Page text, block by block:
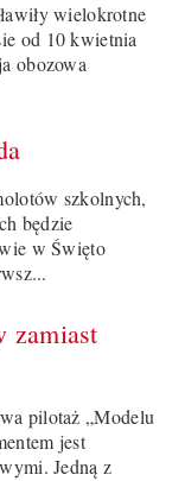
wielokrotne
od 10 kwietnia
obozowa
szkolnych,
będzie
w Święto
zamiast
pilotaż „Modelu
jest
Jedną z